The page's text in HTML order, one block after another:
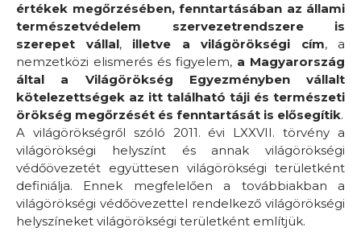
értékek megőrzésében, fenntartásában az állami
természetvédelem szervezetrendszere is
szerepet vállal, illetve a világörökségi cím, a
nemzetközi elismerés és figyelem, a Magyarország
által a Világörökség Egyezményben vállalt
kötelezettségek az itt található táji és természeti
örökség megőrzését és fenntartását is elősegítik.
A világörökségről szóló 2011. évi LXXVII. törvény a
világörökségi helyszínt és annak világörökségi
védőövezetét együttesen világörökségi területként
definiálja. Ennek megfelelően a továbbiakban a
világörökségi védőövezettel rendelkező világörökségi
helyszíneket világörökségi területként említjük.